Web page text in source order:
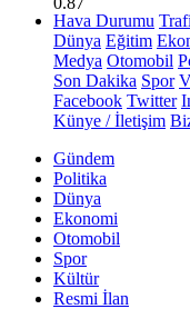
Hava Durumu
Dünya Eğitim
Medya Otomobil
Son Dakika Spor
Facebook Twitter
Künye / İletişim
Gündem
Politika
Dünya
Ekonomi
Otomobil
Spor
Kültür
Resmi İlan